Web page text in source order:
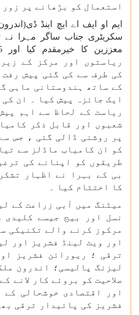
استعمال کو بڑھانے پر زور
ایم او ایف اے ایچ اینڈ
سکریٹری جناب ساگر مہرا
ریاستوں اور مرکز کے زیر
کی طرف سے کی گئی پیش رفت
کے ساتھ ہندوستانی ماہی
ایک جائزہ پیش کیا ۔ ان
ریاست کے لحاظ سے اہم
شعبوں اور قابل ذکر
پر روشنی ڈالی گئی ، جس
کو ان کامیاب ماڈلز سے
طریقوں کو اپنانے کی
بی کے بہرا نے اظہار
کا اختتام کیا ۔
میٹنگ میں آبی زراعت کے
نسل اور بیج جیسے کلیدی
مرکوز کرنے والے تکنیکی
اور ویٹ لینڈ فشریز اور
ترقی ؛ ریورائن فشریز
لیزنگ پالیسی؛ اندرون
صلاحیت کو بروئے کار لانے
اور اقتصادی خوشحالی کے
فشریز کی پائیدار ترقی